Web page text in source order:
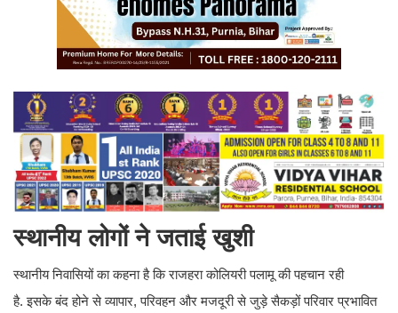
स्थानीय लोगों ने जताई खुशी
स्थानीय निवासियों का कहना है कि राजहरा कोलियरी पलामू की पहचान रही
है. इसके बंद होने से व्यापार, परिवहन और मजदूरी से जुड़े सैकड़ों परिवार प्रभावित